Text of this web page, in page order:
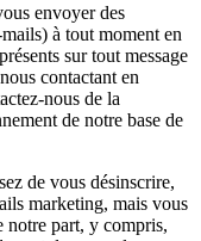
envoyer des
à tout moment en
sur tout message
contactant en
nous de la
de notre base de
de vous désinscrire,
marketing, mais vous
notre part, y compris,